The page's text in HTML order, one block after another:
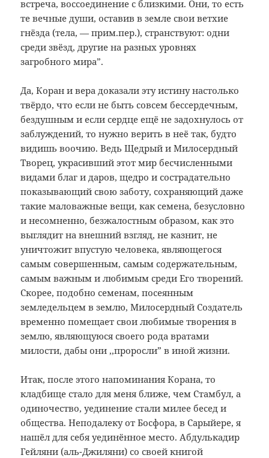
встреча, воссоединение с близкими. Они, то есть
те вечные души, оставив в земле свои ветхие
гнёзда (тела, — прим.пер.), странствуют: одни
среди звёзд, другие на разных уровнях
загробного мира”.
Да, Коран и вера доказали эту истину настолько
твёрдо, что если не быть совсем бессердечным,
бездушным и если сердце ещё не задохнулось от
заблуждений, то нужно верить в неё так, будто
видишь воочию. Ведь Щедрый и Милосердный
Творец, украсивший этот мир бесчисленными
видами благ и даров, щедро и сострадательно
показывающий свою заботу, сохраняющий даже
такие маловажные вещи, как семена, безусловно
и несомненно, безжалостным образом, как это
выглядит на внешний взгляд, не казнит, не
уничтожит впустую человека, являющегося
самым совершенным, самым содержательным,
самым важным и любимым среди Его творений.
Скорее, подобно семенам, посеянным
земледельцем в землю, Милосердный Создатель
временно помещает свои любимые творения в
землю, являющуюся своего рода вратами
милости, дабы они ,,проросли” в иной жизни.
Итак, после этого напоминания Корана, то
кладбище стало для меня ближе, чем Стамбул, а
одиночество, уединение стали милее бесед и
общества. Неподалеку от Босфора, в Сарыйере, я
нашёл для себя уединённое место. Абдулькадир
Гейляни (аль-Джиляни) со своей книгой